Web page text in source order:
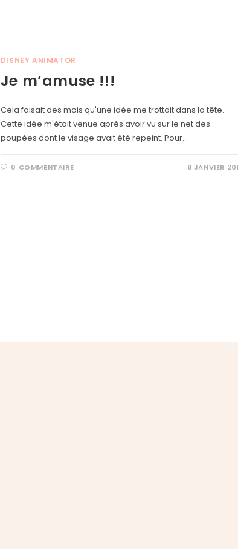
DISNEY ANIMATOR
Je m’amuse !!!
Cela faisait des mois qu'une idée me trottait dans la tête.
Cette idée m'était venue après avoir vu sur le net des
poupées dont le visage avait été repeint. Pour…
0 COMMENTAIRE 8 JANVIER